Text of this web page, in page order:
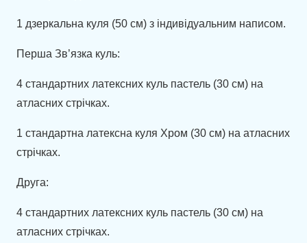
1 дзеркальна куля (50 см) з індивідуальним написом.
Перша Зв’язка куль:
4 стандартних латексних куль пастель (30 см) на
атласних стрічках.
1 стандартна латексна куля Хром (30 см) на атласних
стрічках.
Друга:
4 стандартних латексних куль пастель (30 см) на
атласних стрічках.